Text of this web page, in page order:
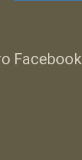
Facebook